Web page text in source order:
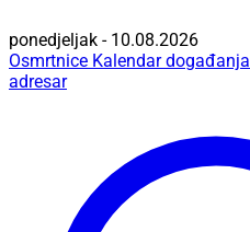
ponedjeljak - 10.08.2026
Osmrtnice Kalendar događanja
adresar